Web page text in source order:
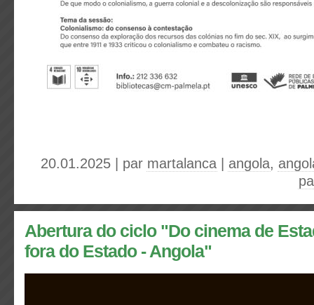
20.01.2025 | par martalanca angola,
Abertura do ciclo "Do cinema de
fora do Estado - Angola"